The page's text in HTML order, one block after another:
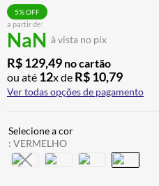
a partir de:
NaN à vista no pix
5% OFF
R$129,49 no cartão
ou até 12x de R$10,79
Ver todas opções de pagamento
: VERMELHO
10º